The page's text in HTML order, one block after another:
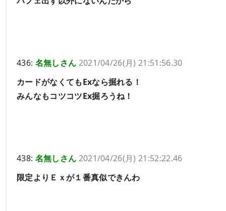
436: 名無しさん 2021/04/26(月) 21:51:56.30
カードがなくてもExなら掘れる！
みんなもコツコツEx掘ろうね！
438: 名無しさん 2021/04/26(月) 21:52:22.46
限定よりＥｘが１番真似できんわ